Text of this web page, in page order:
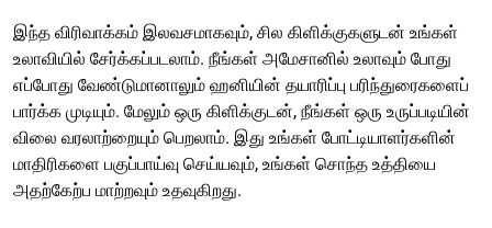
இந்த விரிவாக்கம் இலவசமாகவும், சில கிளிக்குகளுடன் உங்கள்
உலாவியில் சேர்க்கப்படலாம். நீங்கள் அமேசானில் உலாவும் போது
எப்போது வேண்டுமானாலும் ஹனியின் தயாரிப்பு பரிந்துரைகளைப்
பார்க்க முடியும். மேலும் ஒரு கிளிக்குடன், நீங்கள் ஒரு உருப்படியின்
விலை வரலாற்றையும் பெறலாம். இது உங்கள் போட்டியாளர்களின்
மாதிரிகளை பகுப்பாய்வு செய்யவும், உங்கள் சொந்த உத்தியை
அதற்கேற்ப மாற்றவும் உதவுகிறது.